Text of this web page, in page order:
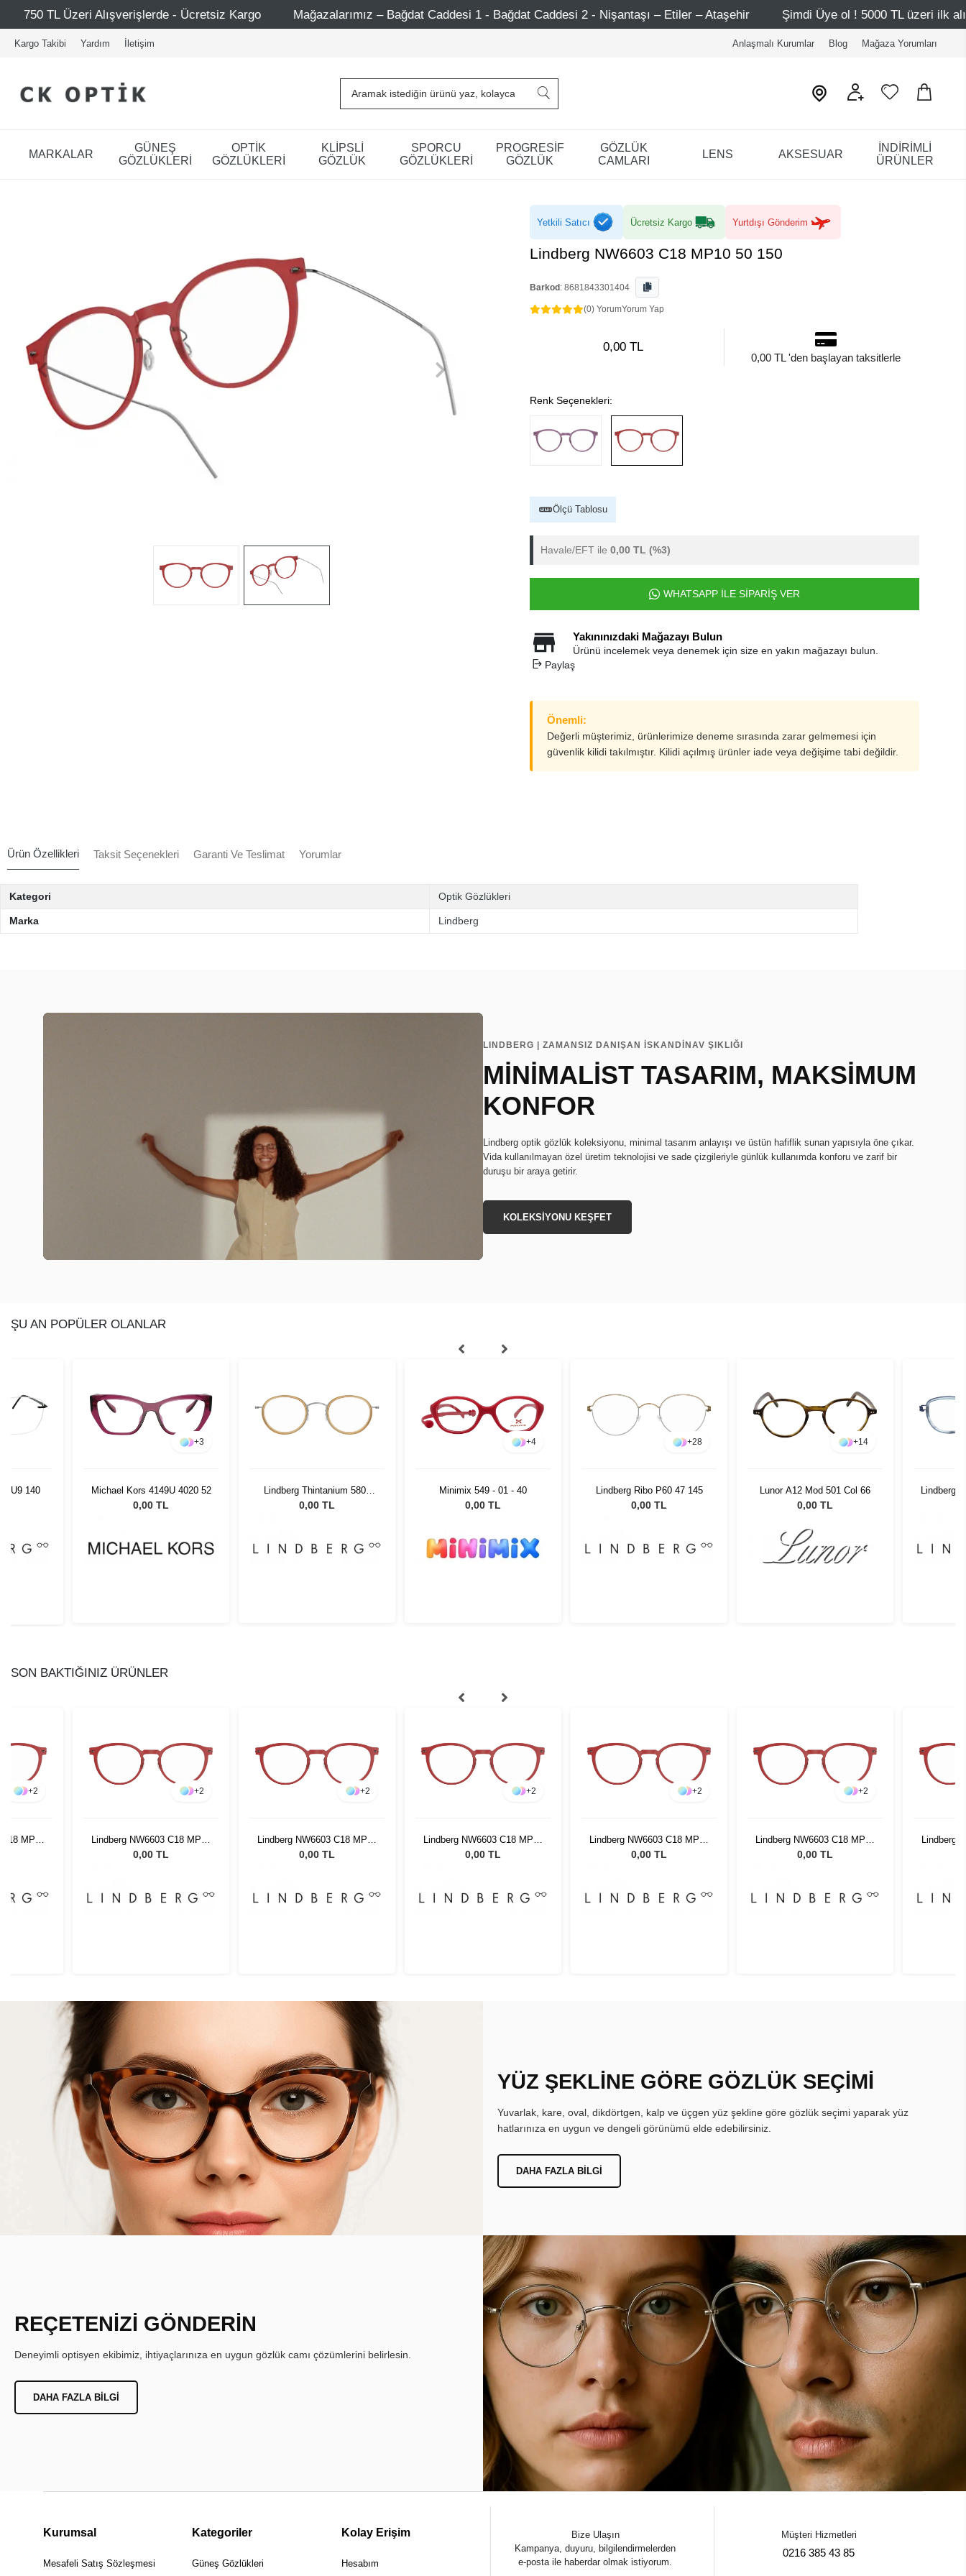
- Ücretsiz Kargo Mağazalarımız – Bağdat Caddesi 1 - Bağdat Caddesi 2 - Nişantaşı – Etiler – Ataşehir Şimdi Üye ol ! 5000 TL üzeri ilk alışverişinde 500 TL
Kargo Takibi Yardım İletişim Anlaşmalı Kurumlar Blog Mağaza Yorumları
MARKALAR
GÜNEŞ
GÖZLÜKLERİ
OPTİK
GÖZLÜKLERİ
KLİPSLİ
GÖZLÜK
SPORCU
GÖZLÜKLERİ
PROGRESİF
GÖZLÜK
GÖZLÜK
CAMLARI
LENS AKSESUAR
İNDİRİMLİ
ÜRÜNLER
Yetkili Satıcı Ücretsiz Kargo Yurtdışı Gönderim
Lindberg NW6603 C18 MP10 50 150
Barkod : 8681843301404
(0) YorumYorum Yap
0,00 TL
0,00 TL 'den başlayan taksitlerle
Renk Seçenekleri:
Ölçü Tablosu
Havale/EFT ile 0,00 TL (%3)
WHATSAPP İLE SİPARİŞ VER
Yakınınızdaki Mağazayı Bulun
Ürünü incelemek veya denemek için size en yakın mağazayı bulun.
Paylaş
Önemli:
Değerli müşterimiz, ürünlerimize deneme sırasında zarar gelmemesi için
güvenlik kilidi takılmıştır. Kilidi açılmış ürünler iade veya değişime tabi değildir.
Ürün Özellikleri Taksit Seçenekleri Garanti Ve Teslimat Yorumlar
Kategori Optik Gözlükleri
Marka Lindberg
LINDBERG | ZAMANSIZ DANIŞAN İSKANDİNAV ŞIKLIĞI
MİNİMALİST TASARIM, MAKSİMUM
KONFOR
Lindberg optik gözlük koleksiyonu, minimal tasarım anlayışı ve üstün hafiflik sunan yapısıyla öne çıkar.
Vida kullanılmayan özel üretim teknolojisi ve sade çizgileriyle günlük kullanımda konforu ve zarif bir
duruşu bir araya getirir.
KOLEKSİYONU KEŞFET
ŞU AN POPÜLER OLANLAR
U9 140
+3
Michael Kors 4149U 4020 52
0,00 TL
Lindberg Thintanium 5805
K22310 44 140
0,00 TL
+4
Minimix 549 - 01 - 40
0,00 TL
+28
Lindberg Ribo P60 47 145
0,00 TL
+14
Lunor A12 Mod 501 Col 66
0,00 TL
Lindberg
SON BAKTIĞINIZ ÜRÜNLER
+2
MP10
+2
Lindberg NW6603 C18 MP10
50 150
0,00 TL
+2
Lindberg NW6603 C18 MP10
50 150
0,00 TL
+2
Lindberg NW6603 C18 MP10
50 150
0,00 TL
+2
Lindberg NW6603 C18 MP10
50 150
0,00 TL
+2
Lindberg NW6603 C18 MP10
50 150
0,00 TL
Lindberg
YÜZ ŞEKLİNE GÖRE GÖZLÜK SEÇİMİ
Yuvarlak, kare, oval, dikdörtgen, kalp ve üçgen yüz şekline göre gözlük seçimi yaparak yüz
hatlarınıza en uygun ve dengeli görünümü elde edebilirsiniz.
DAHA FAZLA BILGI
REÇETENİZİ GÖNDERİN
Deneyimli optisyen ekibimiz, ihtiyaçlarınıza en uygun gözlük camı çözümlerini belirlesin.
DAHA FAZLA BILGI
Kurumsal
Mesafeli Satış Sözleşmesi
Kategoriler
Güneş Gözlükleri
Kolay Erişim
Hesabım
Bize Ulaşın
Kampanya, duyuru, bilgilendirmelerden
e-posta ile haberdar olmak istiyorum.
Müşteri Hizmetleri
0216 385 43 85